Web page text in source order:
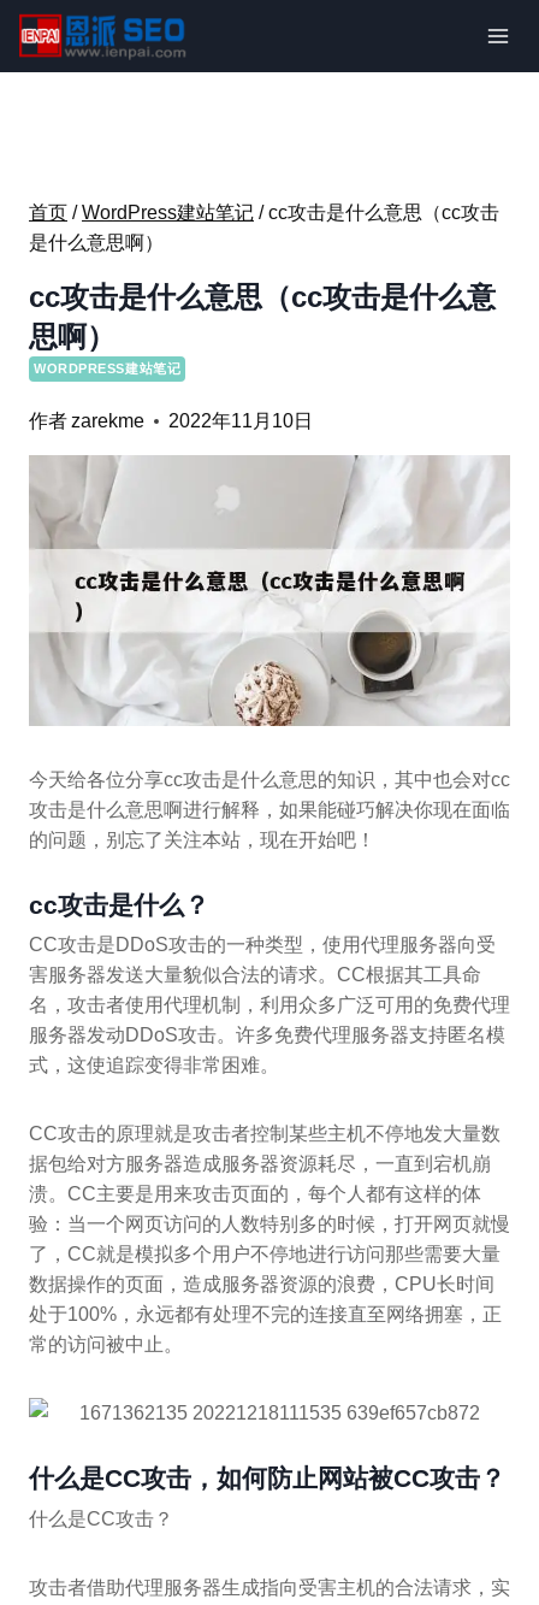
内
首页 / WordPress建站笔记 / cc攻击是什么意思（cc攻击
是什么意思啊）
cc攻击是什么意思（cc攻击是什么意
思啊）
WORDPRESS建站笔记
作者zarekme 2022年11月10日
今天给各位分享cc攻击是什么意思的知识，其中也会对cc
攻击是什么意思啊进行解释，如果能碰巧解决你现在面临
的问题，别忘了关注本站，现在开始吧！
cc攻击是什么？
CC攻击是DDoS攻击的一种类型，使用代理服务器向受
害服务器发送大量貌似合法的请求。CC根据其工具命
名，攻击者使用代理机制，利用众多广泛可用的免费代理
服务器发动DDoS攻击。许多免费代理服务器支持匿名模
式，这使追踪变得非常困难。
CC攻击的原理就是攻击者控制某些主机不停地发大量数
据包给对方服务器造成服务器资源耗尽，一直到宕机崩
溃。CC主要是用来攻击页面的，每个人都有这样的体
验：当一个网页访问的人数特别多的时候，打开网页就慢
了，CC就是模拟多个用户不停地进行访问那些需要大量
数据操作的页面，造成服务器资源的浪费，CPU长时间
处于100%，永远都有处理不完的连接直至网络拥塞，正
常的访问被中止。
什么是CC攻击，如何防止网站被CC攻击？
什么是CC攻击？
攻击者借助代理服务器生成指向受害主机的合法请求，实